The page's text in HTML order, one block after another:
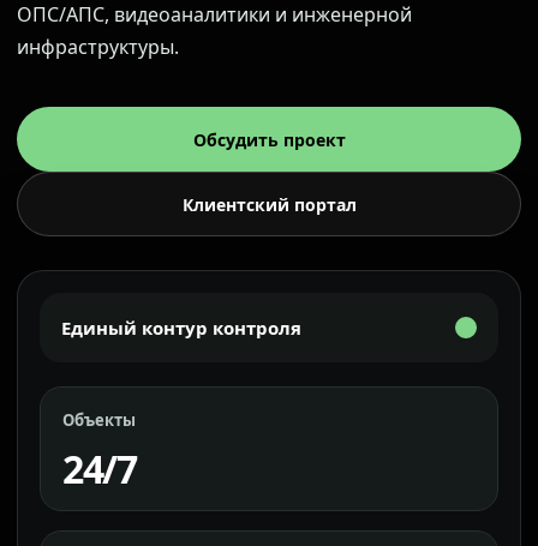
ОПС/АПС, видеоаналитики и инженерной
инфраструктуры.
Обсудить проект
Клиентский портал
Единый контур контроля
Объекты
24/7